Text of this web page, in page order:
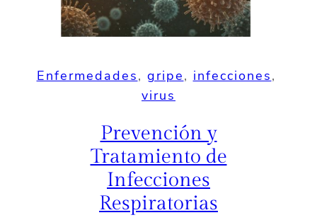
Enfermedades, gripe, infecciones
virus
Prevención y
Tratamiento de
Infecciones
Respiratorias